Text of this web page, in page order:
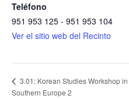
Teléfono
951 953 125 - 951 953 104
Ver el sitio web del Recinto
3.01: Korean Studies Workshop in
Southern Europe 2